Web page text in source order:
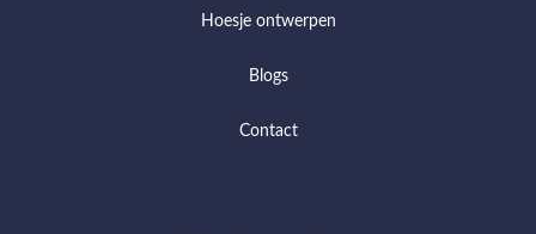
Hoesje ontwerpen
Blogs
Contact